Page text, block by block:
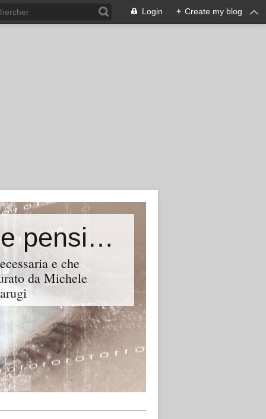
Login + Create my blog
Pensionandi (Basta con i tagli alle pensioni)
e che
da Michele